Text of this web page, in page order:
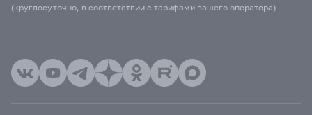
(круглосуточно, в соответствии с тарифами вашего оператора)